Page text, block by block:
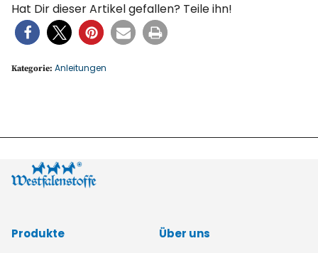
Hat Dir dieser Artikel gefallen? Teile ihn!
Kategorie:Anleitungen
Produkte Über uns